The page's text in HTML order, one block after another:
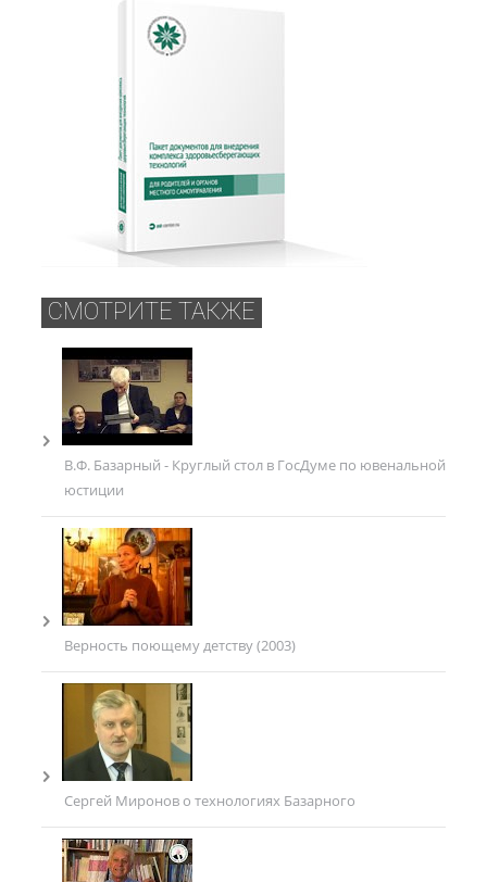
СМОТРИТЕ ТАКЖЕ
В.Ф. Базарный - Круглый стол в ГосДуме по ювенальной
юстиции
Верность поющему детству (2003)
Сергей Миронов о технологиях Базарного